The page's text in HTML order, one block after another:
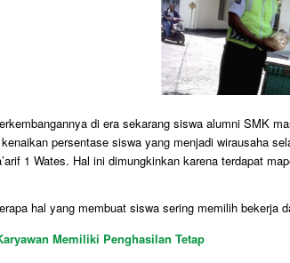
di era sekarang siswa alumni SMK
persentase siswa yang menjadi wirausaha
1 Wates. Hal ini dimungkinkan karena terdapat
hal yang membuat siswa sering memilih bekerja
Memiliki Penghasilan Tetap